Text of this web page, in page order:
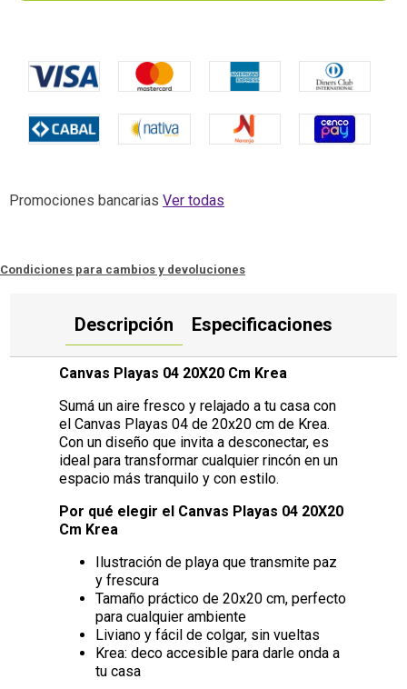
Promociones bancarias Ver todas
Condiciones para cambios y devoluciones
Descripción Especificaciones
Canvas Playas 04 20X20 Cm Krea
Sumá un aire fresco y relajado a tu casa con
el Canvas Playas 04 de 20x20 cm de Krea.
Con un diseño que invita a desconectar, es
ideal para transformar cualquier rincón en un
espacio más tranquilo y con estilo.
Por qué elegir el Canvas Playas 04 20X20
Cm Krea
Ilustración de playa que transmite paz
y frescura
Tamaño práctico de 20x20 cm, perfecto
para cualquier ambiente
Liviano y fácil de colgar, sin vueltas
Krea: deco accesible para darle onda a
tu casa